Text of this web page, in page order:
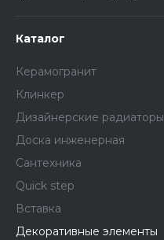
Каталог
Керамогранит
Клинкер
Дизайнерские радиаторы
Доска инженерная
Сантехника
Quick step
Вставка
Декоративные элементы